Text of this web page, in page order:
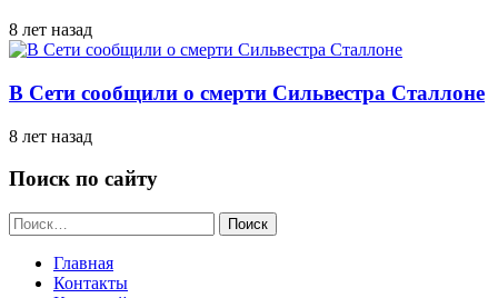
8 лет назад
В Сети сообщили о смерти Сильвестра Сталлоне
8 лет назад
Поиск по сайту
Найти:
Главная
Контакты